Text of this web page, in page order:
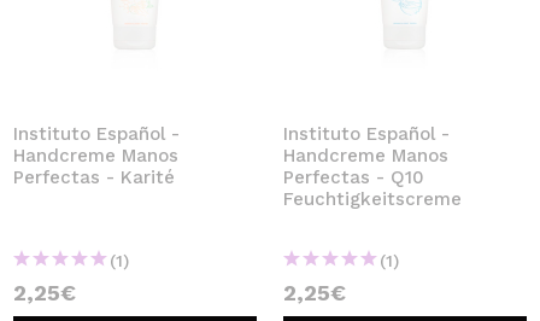
Instituto Español -
Handcreme Manos
Perfectas - Karité
(1)
2,25€
Instituto Español -
Handcreme Manos
Perfectas - Q10
Feuchtigkeitscreme
(1)
2,25€